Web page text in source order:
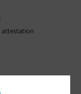
attestation